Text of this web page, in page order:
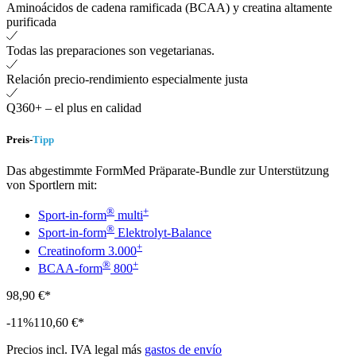
Aminoácidos de cadena ramificada (BCAA) y creatina altamente
purificada
Todas las preparaciones son vegetarianas.
Relación precio-rendimiento especialmente justa
Q360+ – el plus en calidad
Preis-Tipp
Das abgestimmte FormMed Präparate-Bundle zur Unterstützung
von Sportlern mit:
Sport-in-form® multi+
Sport-in-form® Elektrolyt-Balance
Creatinoform 3.000+
BCAA-form® 800+
98,90 €*
-11%110,60 €*
Precios incl. IVA legal más gastos de envío